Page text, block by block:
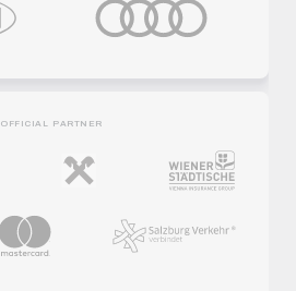
OFFICIAL PARTNER